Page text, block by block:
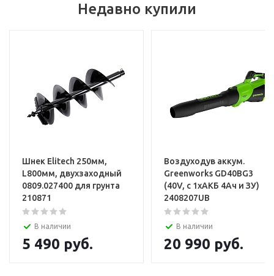
Недавно купили
Шнек Elitech 250мм,
L800мм, двухзаходный
0809.027400 для грунта
210871
В наличии
5 490 руб.
Воздуходув аккум.
Greenworks GD40BG3
(40V, с 1хАКБ 4Ач и ЗУ)
2408207UB
В наличии
20 990 руб.